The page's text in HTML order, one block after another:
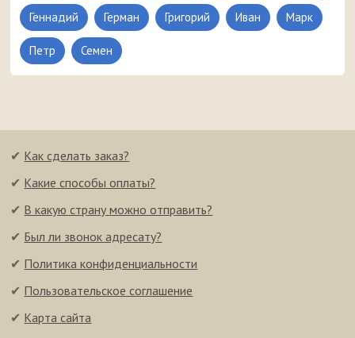
Геннадий Герман Григорий Иван Марк
Петр Семен
✔ Как сделать заказ?
✔ Какие способы оплаты?
✔ В какую страну можно отправить?
✔ Был ли звонок адресату?
✔ Политика конфиденциальности
✔ Пользовательское соглашение
✔ Карта сайта